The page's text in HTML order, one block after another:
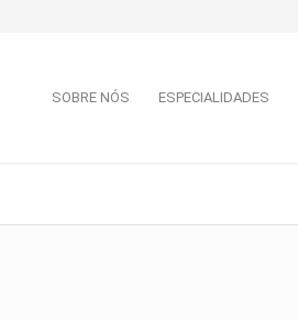
SOBRE NÓS ESPECIALIDADES